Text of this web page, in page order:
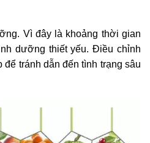
Vì đây là khoảng thời gian
dưỡng thiết yếu. Điều chỉnh
tránh dẫn đến tình trạng sâu